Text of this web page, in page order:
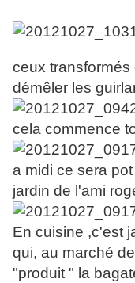
ceux
démêler les
cela commence
a midi ce sera
jardin de l'ami
En cuisine ,c'est
qui, au marché
"produit " la